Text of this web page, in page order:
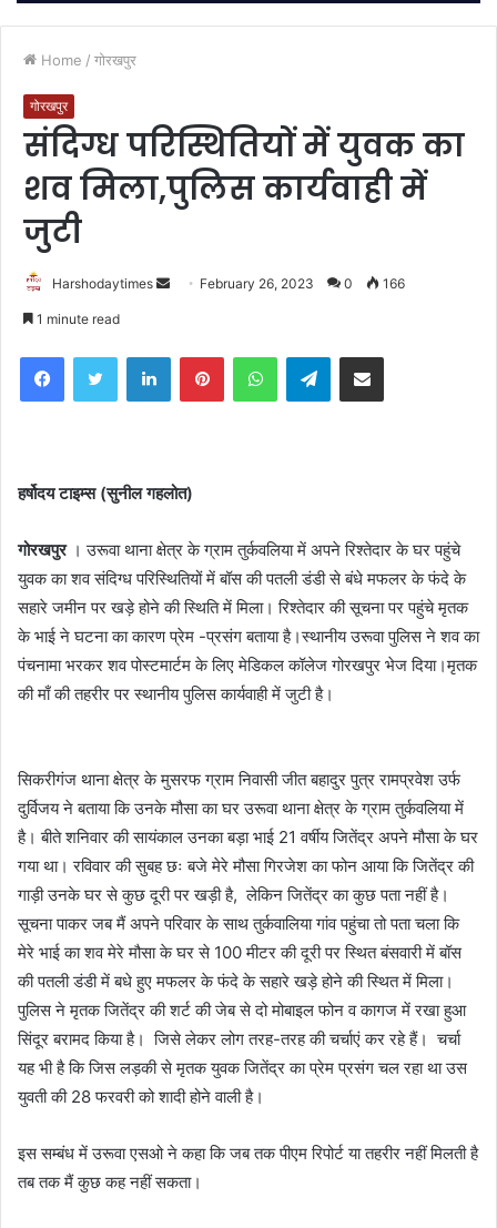
Home / गोरखपुर
गोरखपुर
संदिग्ध परिस्थितियों में युवक का
शव मिला,पुलिस कार्यवाही में
जुटी
Harshodaytimes
Send February 26, 2023 0 166
1 minute read
FacebookTwitter LinkedInPinterestWhatsAppTelegramShare via Email
हर्षोदय टाइम्स (सुनील गहलोत)
गोरखपुर। उरूवा थाना क्षेत्र के ग्राम तुर्कवलिया में अपने रिश्तेदार के घर पहुंचे
युवक का शव संदिग्ध परिस्थितियों में बॉस की पतली डंडी से बंधे मफलर के फंदे के
सहारे जमीन पर खड़े होने की स्थिति में मिला। रिश्तेदार की सूचना पर पहुंचे मृतक
के भाई ने घटना का कारण प्रेम -प्रसंग बताया है।स्थानीय उरूवा पुलिस ने शव का
पंचनामा भरकर शव पोस्टमार्टम के लिए मेडिकल कॉलेज गोरखपुर भेज दिया।मृतक
की माँ की तहरीर पर स्थानीय पुलिस कार्यवाही में जुटी है।
सिकरीगंज थाना क्षेत्र के मुसरफ ग्राम निवासी जीत बहादुर पुत्र रामप्रवेश उर्फ
दुर्विजय ने बताया कि उनके मौसा का घर उरूवा थाना क्षेत्र के ग्राम तुर्कवलिया में
है। बीते शनिवार की सायंकाल उनका बड़ा भाई 21 वर्षीय जितेंद्र अपने मौसा के घर
गया था। रविवार की सुबह छः बजे मेरे मौसा गिरजेश का फोन आया कि जितेंद्र की
गाड़ी उनके घर से कुछ दूरी पर खड़ी है, लेकिन जितेंद्र का कुछ पता नहीं है।
सूचना पाकर जब मैं अपने परिवार के साथ तुर्कवालिया गांव पहुंचा तो पता चला कि
मेरे भाई का शव मेरे मौसा के घर से 100 मीटर की दूरी पर स्थित बंसवारी में बॉस
की पतली डंडी में बधे हुए मफलर के फंदे के सहारे खड़े होने की स्थित में मिला।
पुलिस ने मृतक जितेंद्र की शर्ट की जेब से दो मोबाइल फोन व कागज में रखा हुआ
सिंदूर बरामद किया है। जिसे लेकर लोग तरह-तरह की चर्चाएं कर रहे हैं। चर्चा
यह भी है कि जिस लड़की से मृतक युवक जितेंद्र का प्रेम प्रसंग चल रहा था उस
युवती की 28 फरवरी को शादी होने वाली है।
इस सम्बंध में उरूवा एसओ ने कहा कि जब तक पीएम रिपोर्ट या तहरीर नहीं मिलती है
तब तक मैं कुछ कह नहीं सकता।